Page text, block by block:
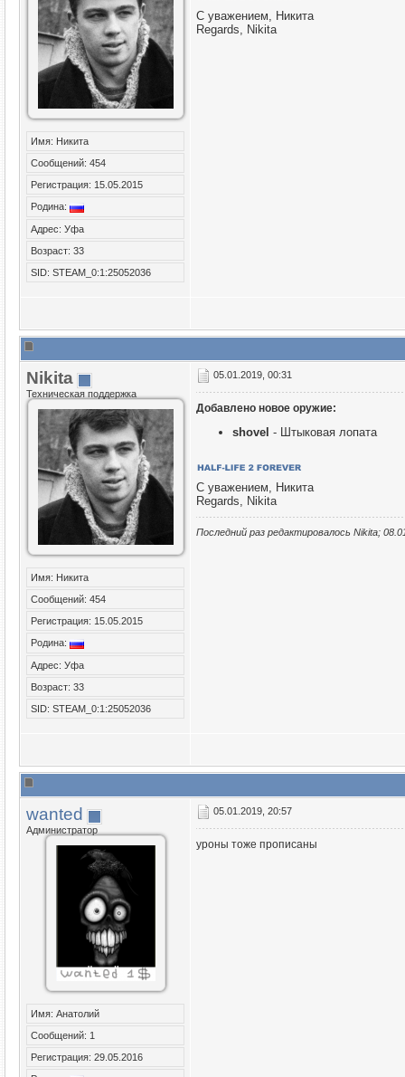
Имя: Никита
Сообщений: 454
Регистрация: 15.05.2015
Родина:
Адрес: Уфа
Возраст: 33
SID: STEAM_0:1:25052036
С уважением, Никита
Regards, Nikita
Nikita
Техническая поддержка
Имя: Никита
Сообщений: 454
Регистрация: 15.05.2015
Родина:
Адрес: Уфа
Возраст: 33
SID: STEAM_0:1:25052036
05.01.2019, 00:31
Добавлено новое оружие:
shovel - Штыковая лопата
С уважением, Никита
Regards, Nikita
Последний раз редактировалось Nikita;
wanted
Администратор
Имя: Анатолий
Сообщений: 1
Регистрация: 29.05.2016
05.01.2019, 20:57
уроны тоже прописаны